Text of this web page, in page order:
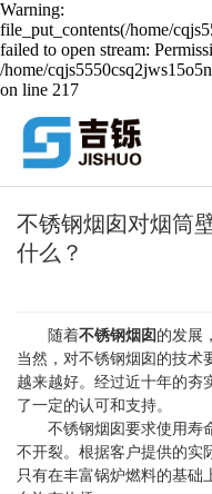
Warning:
file_put_contents(/home/
failed to open stream:
/home/
on line 217
不锈钢烟囱对烟筒
什么？
随着不锈钢烟囱 的发展
当然，对不锈钢烟囱的技术
越来越好。经过近十年的夯
了一定的认可和支持。
不锈钢烟囱要求使用寿
不开裂。根据客户提供的实
只有在丰富锅炉燃料的基础